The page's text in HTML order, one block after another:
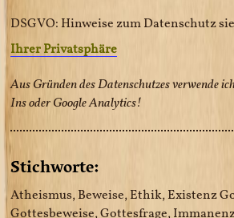
DSGVO: Hinweise zum Datenschutz
Ihrer Privatsphäre
Aus Gründen des Datenschutzes verwende
Ins oder Google Analytics!
Stichworte:
Atheismus, Beweise, Ethik, Existenz
Gottesbeweise, Gottesfrage,